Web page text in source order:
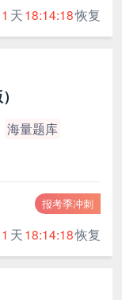
1 天18:14:17恢复
海量题库
报考季冲刺
1 天18:14:17恢复